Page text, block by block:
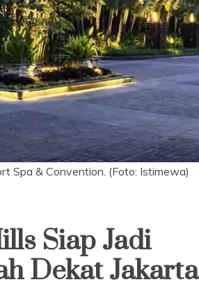
Spa & Convention. (Foto: Istimewa)
Siap Jadi
Dekat Jakarta